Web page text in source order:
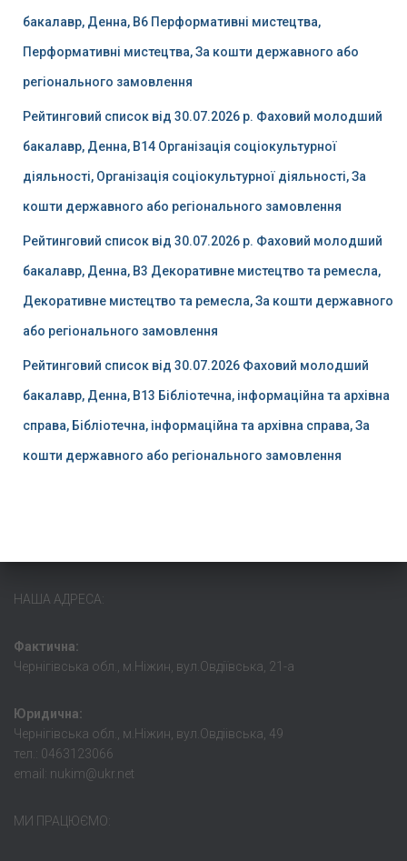
бакалавр, Денна, B6 Перформативні мистецтва,
Перформативні мистецтва, За кошти державного або
регіонального замовлення
Рейтинговий список від 30.07.2026 р. Фаховий молодший
бакалавр, Денна, B14 Організація соціокультурної
діяльності, Організація соціокультурної діяльності, За
кошти державного або регіонального замовлення
Рейтинговий список від 30.07.2026 р. Фаховий молодший
бакалавр, Денна, B3 Декоративне мистецтво та ремесла,
Декоративне мистецтво та ремесла, За кошти державного
або регіонального замовлення
Рейтинговий список від 30.07.2026 Фаховий молодший
бакалавр, Денна, B13 Бібліотечна, інформаційна та архівна
справа, Бібліотечна, інформаційна та архівна справа, За
кошти державного або регіонального замовлення
НАША АДРЕСА:
Фактична:
Чернігівська обл., м.Ніжин, вул.Овдіївська, 21-а
Юридична:
Чернігівська обл., м.Ніжин, вул.Овдіівська, 49
тел.: 0463123066
email: nukim@ukr.net
МИ ПРАЦЮЄМО: